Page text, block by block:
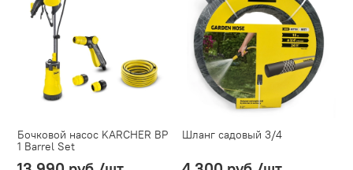
Бочковой насос KARCHER BP
1 Barrel Set
Шланг садовый 3/4